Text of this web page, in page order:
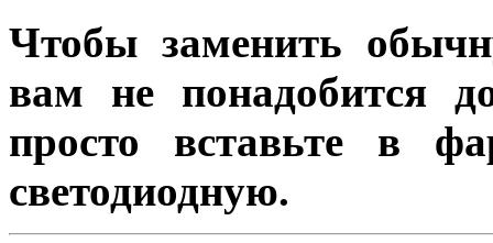
Чтобы заменить
вам не понадобится
просто вставьте в
светодиодную.